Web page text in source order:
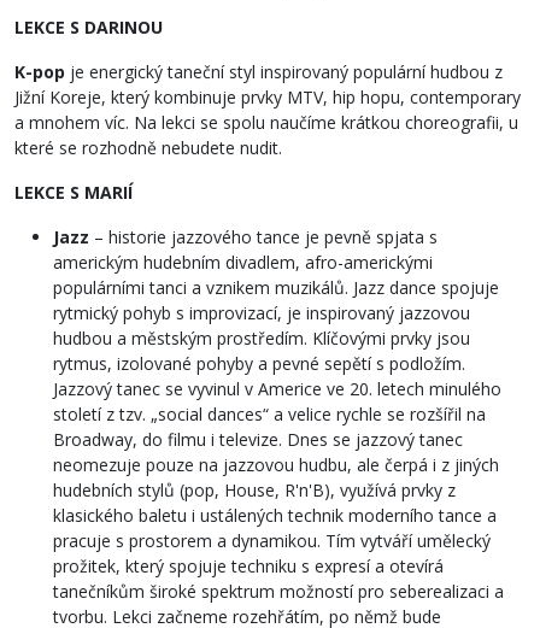
LEKCE S DARINOU
K-pop je energický taneční styl inspirovaný populární hudbou z
Jižní Koreje, který kombinuje prvky MTV, hip hopu, contemporary
a mnohem víc. Na lekci se spolu naučíme krátkou choreografii, u
které se rozhodně nebudete nudit.
LEKCE S MARIÍ
Jazz – historie jazzového tance je pevně spjata s
americkým hudebním divadlem, afro-americkými
populárními tanci a vznikem muzikálů. Jazz dance spojuje
rytmický pohyb s improvizací, je inspirovaný jazzovou
hudbou a městským prostředím. Klíčovými prvky jsou
rytmus, izolované pohyby a pevné sepětí s podložím.
Jazzový tanec se vyvinul v Americe ve 20. letech minulého
století z tzv. „social dances“ a velice rychle se rozšířil na
Broadway, do filmu i televize. Dnes se jazzový tanec
neomezuje pouze na jazzovou hudbu, ale čerpá i z jiných
hudebních stylů (pop, House, R'n'B), využívá prvky z
klasického baletu i ustálených technik moderního tance a
pracuje s prostorem a dynamikou. Tím vytváří umělecký
prožitek, který spojuje techniku s expresí a otevírá
tanečníkům široké spektrum možností pro seberealizaci a
tvorbu. Lekci začneme rozehřátím, po němž bude